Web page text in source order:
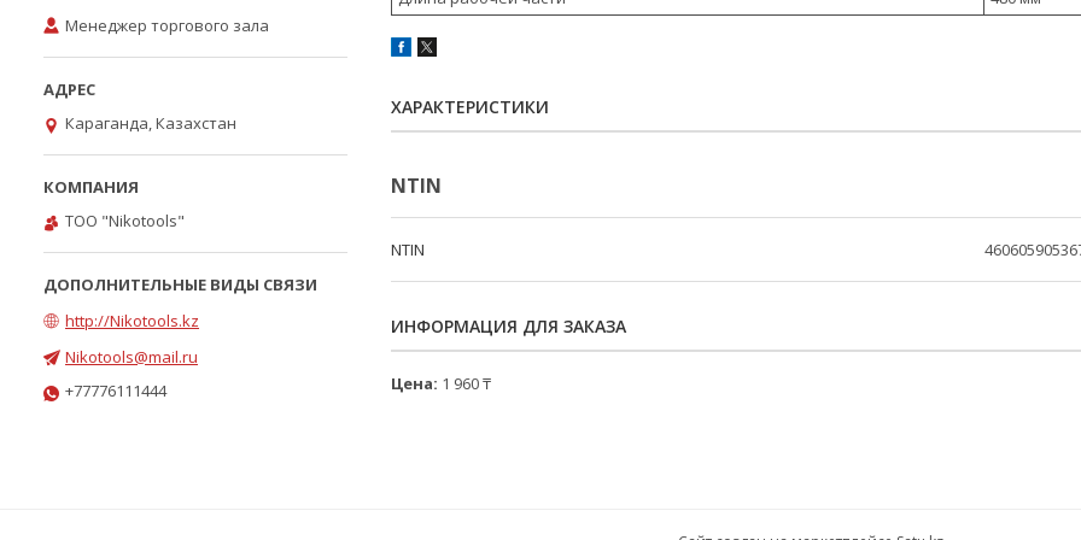
ХАРАКТЕРИСТИКИ
NTIN
NTIN
ИНФОРМАЦИЯ ДЛЯ ЗАКАЗА
Цена: 1 960 ₸
Менеджер торгового зала
Караганда, Казахстан
ТОО "Nikotools"
http://Nikotools.kz
Nikotools@mail.ru
+77776111444